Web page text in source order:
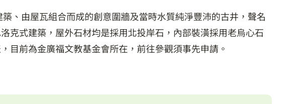
、由屋瓦組合而成的創意圍牆及當時水質純淨豐沛的古井，聲名
克式建築，屋外石材均是採用北投岸石，內部裝潢採用老烏心石
目前為金廣福文教基金會所在，前往參觀須事先申請。